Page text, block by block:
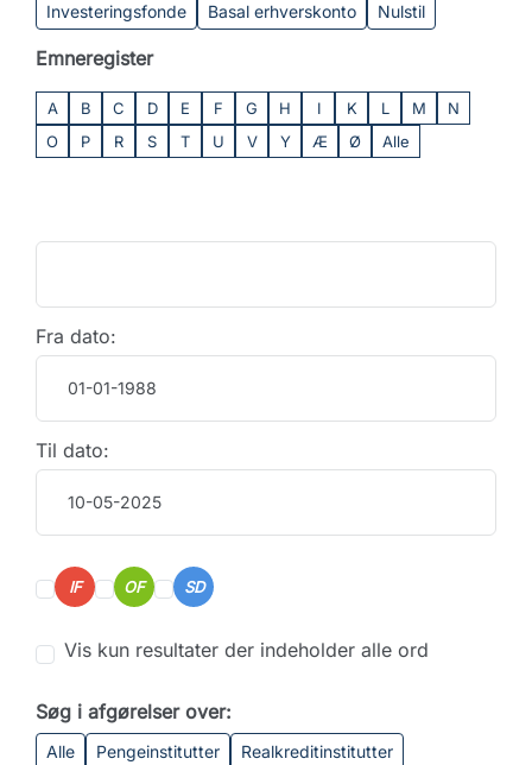
Investeringsfonde
Basal erhverskonto Nulstil
Emneregister
A B C D E F G H I K L M
N
O
P R S T U V Y Æ Ø Alle
Fra dato:
Til dato:
IF OF SD
Vis kun resultater der indeholder alle ord
Søg i afgørelser over:
Alle Pengeinstitutter
Realkreditinstitutter